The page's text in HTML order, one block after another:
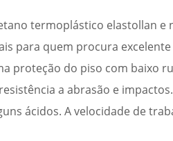
termoplástico elastollan e
para quem procura excelente
proteção do piso com baixo
a abrasão e impactos.
ácidos. A velocidade de